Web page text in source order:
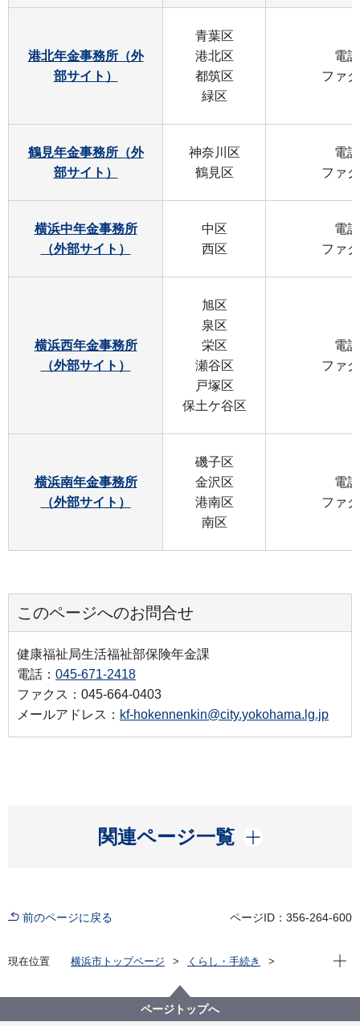
港北年金事務所（外
部サイト）
青葉区
港北区
都筑区
緑区
電
ファ
鶴見年金事務所（外
部サイト）
神奈川区
鶴見区
電
ファ
横浜中年金事務所
（外部サイト）
中区
西区
電
ファ
横浜西年金事務所
（外部サイト）
旭区
泉区
栄区
瀬谷区
戸塚区
保土ケ谷区
電
ファ
横浜南年金事務所
（外部サイト）
磯子区
金沢区
港南区
南区
電
ファ
このページへのお問合せ
健康福祉局生活福祉部保険年金課
電話： 045-671-2418
ファクス：045-664-0403
メールアドレス： kf-hokennenkin@city.yokohama.lg.jp
関連ページ一覧
開く
前のページに戻る ページID：356-264-600
現在位置 横浜市トップページ
くらし・手続き
公的年金等の種類 障害等級表
現在
ページトップへ